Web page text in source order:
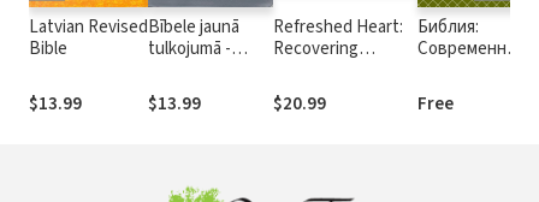
Latvian Revised
Bible
$13.99
Bībele jaunā
tulkojumā -
$13.99
Refreshed Heart:
Recovering
Devotion with God
(A 31-Day
$20.99
Библия:
Современный
(РСП) (Russian
Holy Bible:
Free